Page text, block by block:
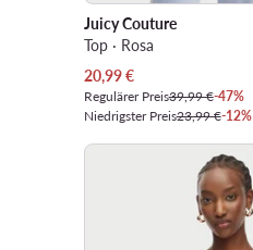
Juicy Couture
Top · Rosa
Aktueller Preis
20,99€
Regulärer Preis39,99 €-47%
Niedrigster Preis23,99 €-12%